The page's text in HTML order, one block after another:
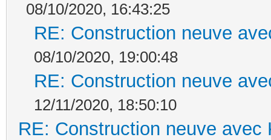
08/10/2020, 16:43:25
RE: Construction neuve
08/10/2020, 19:00:48
RE: Construction neuve
12/11/2020, 18:50:10
RE: Construction neuve avec